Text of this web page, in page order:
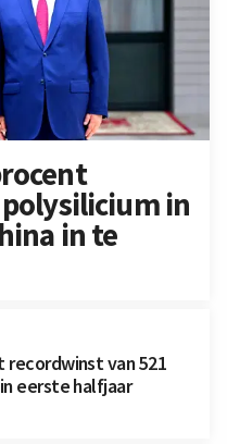
in
in te
recordwinst van 521
eerste halfjaar